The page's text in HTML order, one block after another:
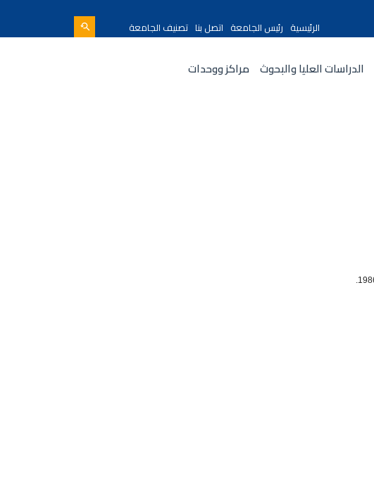
الرئيسية رئيس الجامعة اتصل بنا تصنيف الجامعة
الدراسات العليا والبحوث مراكز ووحدات